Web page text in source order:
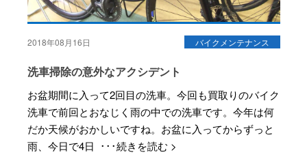
バイクメンテナンス
2018年08月16日
洗車掃除の意外なアクシデント
お盆期間に入って2回目の洗車。今回も買取りのバイク
洗車で前回とおなじく雨の中での洗車です。今年は何
だか天候がおかしいですね。お盆に入ってからずっと
雨、今日で4日 ･･･続きを読む >